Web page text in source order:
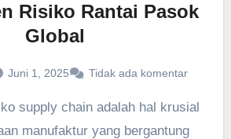
Risiko Rantai Pasok
Global
Juni 1, 2025 Tidak ada komentar
supply chain adalah hal krusial
manufaktur yang bergantung